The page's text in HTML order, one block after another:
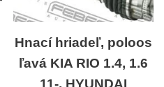
Hnací hriadeľ, poloos
ľavá KIA RIO 1.4, 1.6
11-, HYUNDAI